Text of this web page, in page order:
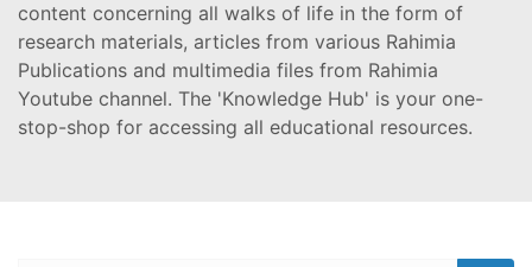
content concerning all walks of life in the form of
research materials, articles from various Rahimia
Publications and multimedia files from Rahimia
Youtube channel. The 'Knowledge Hub' is your one-
stop-shop for accessing all educational resources.